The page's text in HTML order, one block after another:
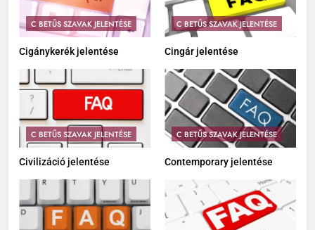
C BETŰS SZAVAK JELENTÉSE
Cigánykerék jelentése
C BETŰS SZAVAK JELENTÉSE
Cingár jelentése
C BETŰS SZAVAK JELENTÉSE
Civilizáció jelentése
C BETŰS SZAVAK JELENTÉSE
Contemporary jelentése